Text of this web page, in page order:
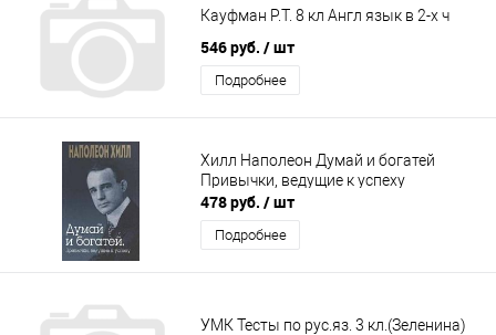
Кауфман Р.Т. 8 кл Англ язык в 2-х ч
546 руб. / шт
Подробнее
Хилл Наполеон Думай и богатей
Привычки, ведущие к успеху
478 руб. / шт
Подробнее
УМК Тесты по рус.яз. 3 кл.(Зеленина)